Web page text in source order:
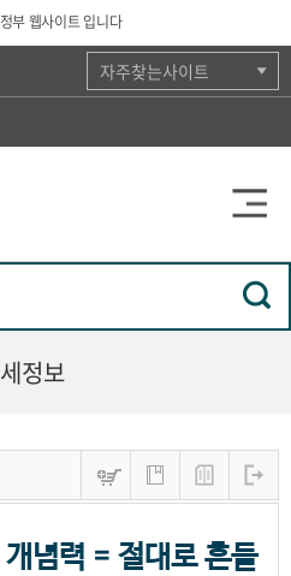
부 웹사이트 입니다
자주찾는사이트
정보
념력 = 절대로 흔들